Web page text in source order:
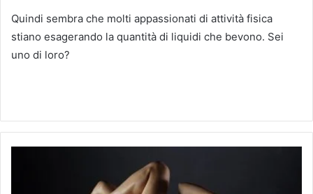
Quindi sembra che molti appassionati di attività fisica
stiano esagerando la quantità di liquidi che bevono. Sei
uno di loro?